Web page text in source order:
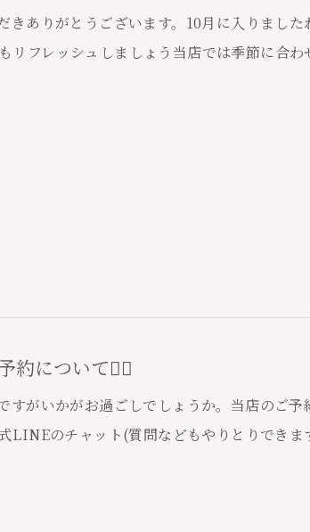
ありがとうございます。10月に入りまし
リフレッシュしましょう当店では季節に合
約について🙋‍♀️
がいかがお過ごしでしょうか。当店のご予
LINEのチャット(質問などもやりとりでき